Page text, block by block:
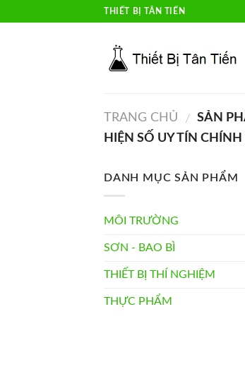
to
THIẾT BỊ TÂN TIẾN
TRANG CHỦ / SẢN
HIỆN SỐ UY TÍN
DANH MỤC SẢN PHẨM
MÔI TRƯỜNG
SƠN - BAO BÌ
THIẾT BỊ THÍ NGHIỆM
THỰC PHẨM